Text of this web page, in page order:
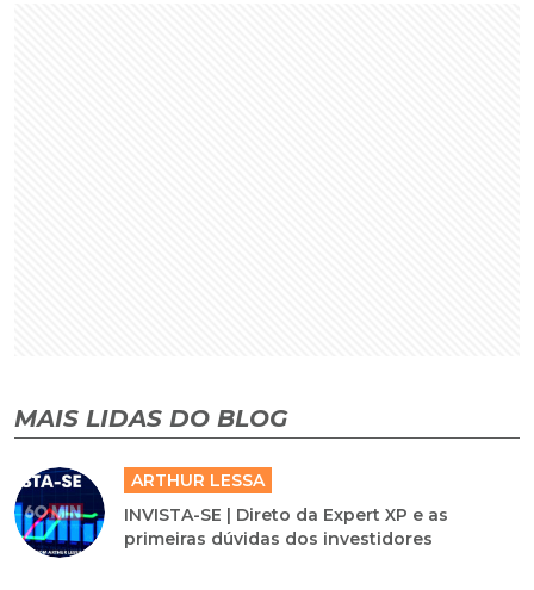
MAIS LIDAS DO BLOG
ARTHUR LESSA
INVISTA-SE | Direto da Expert XP e as
primeiras dúvidas dos investidores